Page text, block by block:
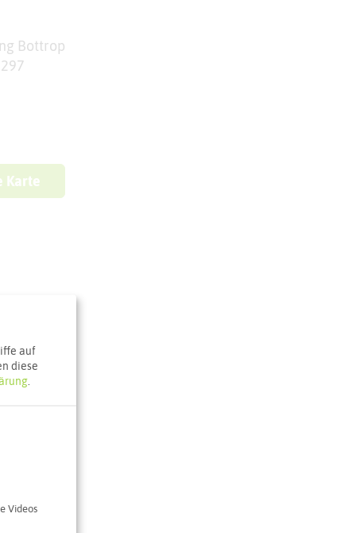
Bottrop
Karte
auf
diese
.
Videos